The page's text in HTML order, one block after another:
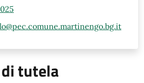
tutela